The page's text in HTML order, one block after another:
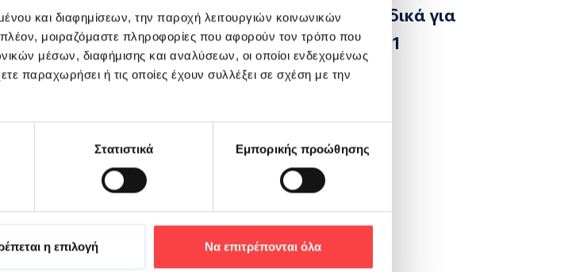
και διαφημίσεων, την παροχή λειτουργιών κοινωνικών
μοιραζόμαστε πληροφορίες που αφορούν τον τρόπο που
μέσων, διαφήμισης και αναλύσεων, οι οποίοι ενδεχομένως
παραχωρήσει ή τις οποίες έχουν συλλέξει σε σχέση με την
Στατιστικά Εμπορικής προώθησης
η επιλογή Να επιτρέπονται όλα
τους πάσχοντες συνανθρώπους μας.
Ειδικά για
οι μαθητές που έχουν γεννηθεί μέχρι τις 31